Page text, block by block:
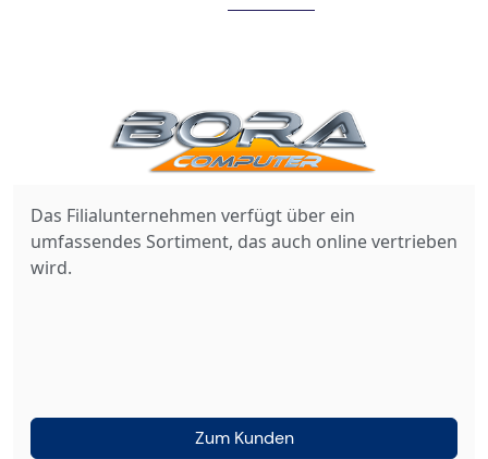
Das Filialunternehmen verfügt über ein
umfassendes Sortiment, das auch online vertrieben
wird.
Zum Kunden